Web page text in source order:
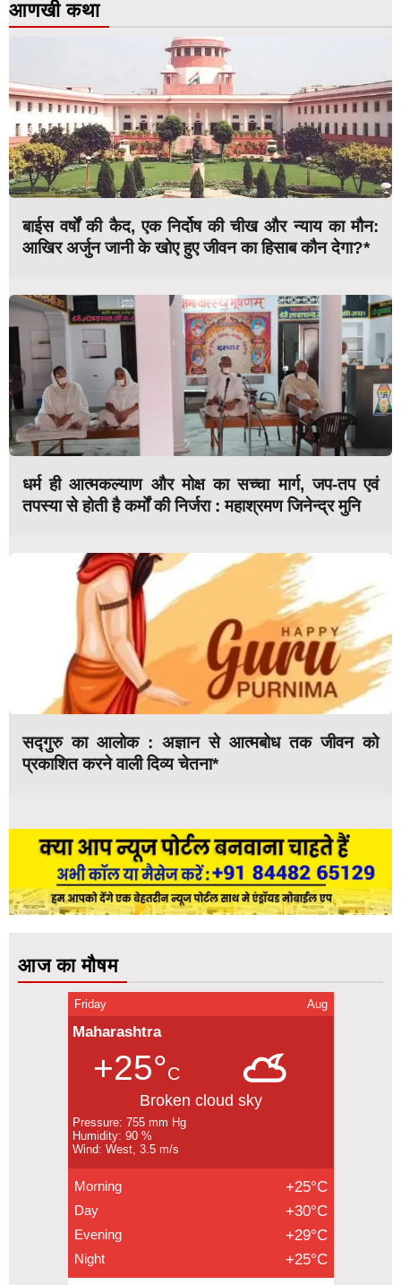
आणखी कथा
बाईस वर्षों की कैद, एक निर्दोष की चीख और न्याय का मौन:
आखिर अर्जुन जानी के खोए हुए जीवन का हिसाब कौन देगा?*
धर्म ही आत्मकल्याण और मोक्ष का सच्चा मार्ग, जप-तप एवं
तपस्या से होती है कर्मों की निर्जरा : महाश्रमण जिनेन्द्र मुनि
सद्गुरु का आलोक : अज्ञान से आत्मबोध तक जीवन को
प्रकाशित करने वाली दिव्य चेतना*
आज का मौषम
Friday Aug
Maharashtra
+25°C
Broken cloud sky
Pressure: 755 mm Hg
Humidity: 90 %
Wind: West, 3.5 m/s
Morning +25°C
Day +30°C
Evening +29°C
Night +25°C